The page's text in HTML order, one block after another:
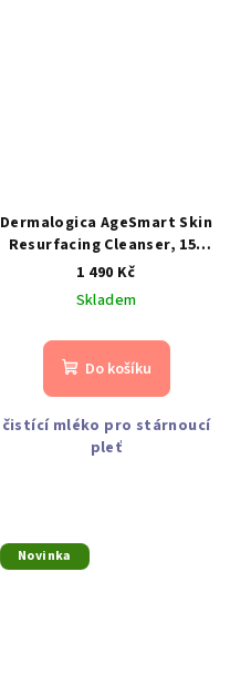
Dermalogica AgeSmart Skin
Resurfacing Cleanser, 150
ml
1 490 Kč
Skladem
Do košíku
čistící mléko pro stárnoucí
pleť
Novinka